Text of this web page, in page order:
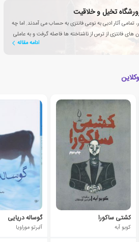
تخیل و خلاقیت
تمامی آثار ادبی به نوعی فانتزی به حساب می آمدند. اما چه
های فانتزی از ترس از ناشناخته ها فاصله گرفت و به عاملی
ادامه مقاله
کشتی ساکورا
کوبو آبه
گوساله دریایی
آلبرتو موراویا